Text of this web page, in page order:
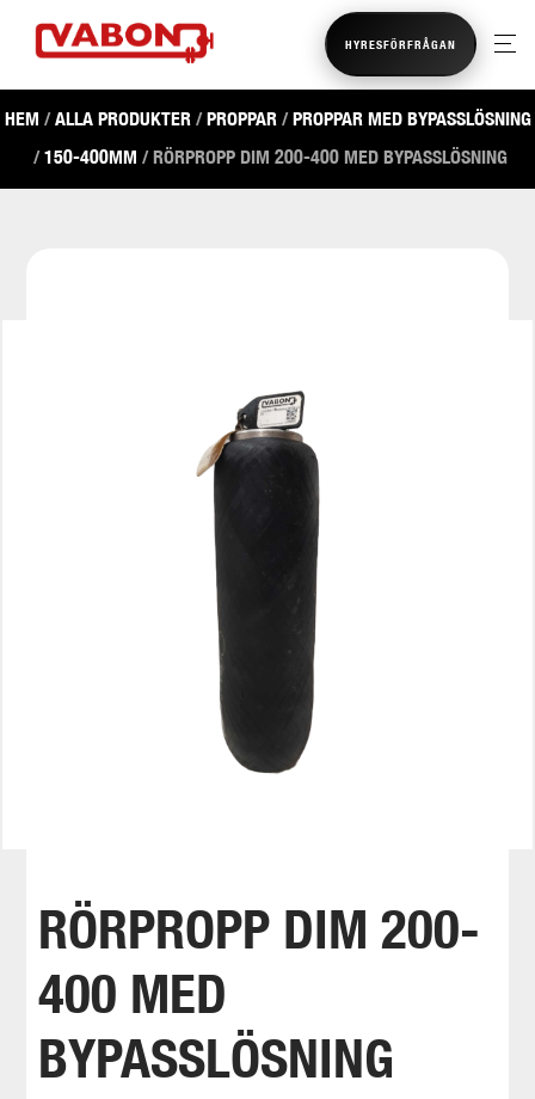
HYRESFÖRFRÅGAN
HEM /ALLA PRODUKTER/PROPPAR/PROPPAR MED BYPASSLÖSNING
/150-400MM / RÖRPROPP DIM 200-400 MED BYPASSLÖSNING
RÖRPROPP DIM 200-
400 MED
BYPASSLÖSNING